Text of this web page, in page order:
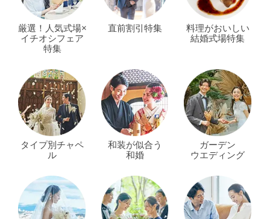
厳選！人気式場×
イチオシフェア
特集
直前割引特集
料理がおいしい
結婚式場特集
タイプ別チャペ
ル
和装が似合う
和婚
ガーデン
ウエディング